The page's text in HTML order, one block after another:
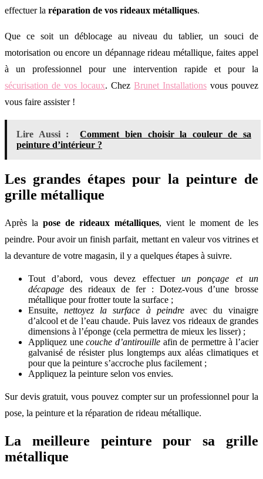
effectuer la réparation de vos rideaux métalliques.
Que ce soit un déblocage au niveau du tablier, un souci de
motorisation ou encore un dépannage rideau métallique, faites appel
à un professionnel pour une intervention rapide et pour la
sécurisation de vos locaux. Chez Brunet Installations vous pouvez
vous faire assister !
Lire Aussi :
Comment bien choisir la couleur de sa
peinture d’intérieur ?
Les grandes étapes pour la peinture de
grille métallique
Après la pose de rideaux métalliques, vient le moment de les
peindre. Pour avoir un finish parfait, mettant en valeur vos vitrines et
la devanture de votre magasin, il y a quelques étapes à suivre.
Tout d’abord, vous devez effectuer un ponçage et un
décapage des rideaux de fer : Dotez-vous d’une brosse
métallique pour frotter toute la surface ;
Ensuite,nettoyez la surface àpeindreavec du vinaigre
d’alcool et de l’eau chaude. Puis lavez vos rideaux de grandes
dimensions à l’éponge (cela permettra de mieux les lisser) ;
Appliquez unecouche d’antirouilleafin de permettre à l’acier
galvanisé de résister plus longtemps aux aléas climatiques et
pour que la peinture s’accroche plus facilement ;
Appliquez la peinture selon vos envies.
Sur devis gratuit, vous pouvez compter sur un professionnel pour la
pose, la peinture et la réparation de rideau métallique.
La meilleure peinture pour sa grille
métallique